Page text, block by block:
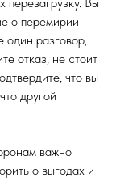
о перемирии
один разговор,
отказ, не стоит
что вы
другой
важно
о выгодах и